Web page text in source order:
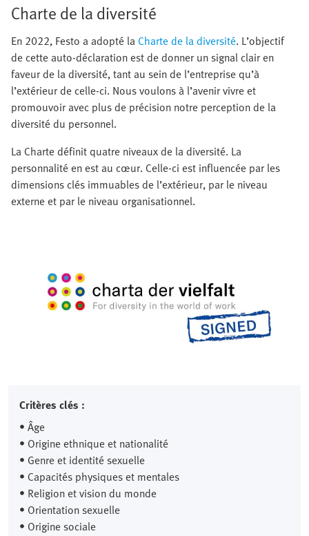
Charte de la diversité
En 2022, Festo a adopté laCharte de la diversité. L’objectif
de cette auto-déclaration est de donner un signal clair en
faveur de la diversité, tant au sein de l’entreprise qu’à
l’extérieur de celle-ci. Nous voulons à l’avenir vivre et
promouvoir avec plus de précision notre perception de la
diversité du personnel.
La Charte définit quatre niveaux de la diversité. La
personnalité en est au cœur. Celle-ci est influencée par les
dimensions clés immuables de l’extérieur, par le niveau
externe et par le niveau organisationnel.
Critères clés :
• Âge
• Origine ethnique et nationalité
• Genre et identité sexuelle
• Capacités physiques et mentales
• Religion et vision du monde
• Orientation sexuelle
• Origine sociale